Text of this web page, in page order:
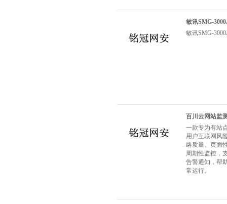
敏讯SMG-
敏讯SMG-
百川云网站监
一款专为有站
用户互联网风
络质量、页面
周期性监控，
告警通知，帮
常运行。